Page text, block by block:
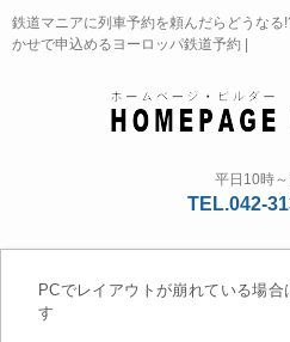
鉄道マニアに列車予約を頼んだらどうなる
かせで申込めるヨーロッパ鉄道予約 |
平日10時
TEL.042-
PCでレイアウトが崩れている場
す